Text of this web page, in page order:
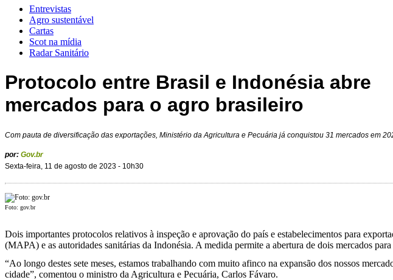
Entrevistas
Agro sustentável
Cartas
Scot na mídia
Radar Sanitário
Protocolo entre Brasil e Indonésia abre
mercados para o agro brasileiro
Com pauta de diversificação das exportações, Ministério da Agricultura e Pecuária já conquistou 31 mercados em
por: Gov.br
Sexta-feira, 11 de agosto de 2023 - 10h30
Foto: gov.br
Dois importantes protocolos relativos à inspeção e aprovação do país e estabelecimentos para
(MAPA) e as autoridades sanitárias da Indonésia. A medida permite a abertura de dois mercados
“Ao longo destes sete meses, estamos trabalhando com muito afinco na expansão dos nossos
cidade”, comentou o ministro da Agricultura e Pecuária, Carlos Fávaro.